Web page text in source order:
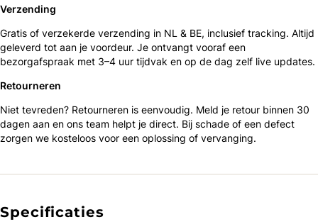
Verzending
Gratis of verzekerde verzending in NL & BE, inclusief tracking. Altijd
geleverd tot aan je voordeur. Je ontvangt vooraf een
bezorgafspraak met 3–4 uur tijdvak en op de dag zelf live updates.
Retourneren
Niet tevreden? Retourneren is eenvoudig. Meld je retour binnen 30
dagen aan en ons team helpt je direct. Bij schade of een defect
zorgen we kosteloos voor een oplossing of vervanging.
Specificaties